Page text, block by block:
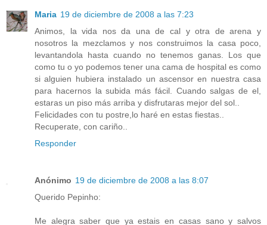
Maria 19 de diciembre de 2008 a las 7:23
Animos, la vida nos da una de cal y otra de arena y
nosotros la mezclamos y nos construimos la casa poco,
levantandola hasta cuando no tenemos ganas. Los que
como tu o yo podemos tener una cama de hospital es como
si alguien hubiera instalado un ascensor en nuestra casa
para hacernos la subida más fácil. Cuando salgas de el,
estaras un piso más arriba y disfrutaras mejor del sol..
Felicidades con tu postre,lo haré en estas fiestas..
Recuperate, con cariño..
Responder
Anónimo 19 de diciembre de 2008 a las 8:07
Querido Pepinho:
Me alegra saber que ya estais en casas sano y salvos